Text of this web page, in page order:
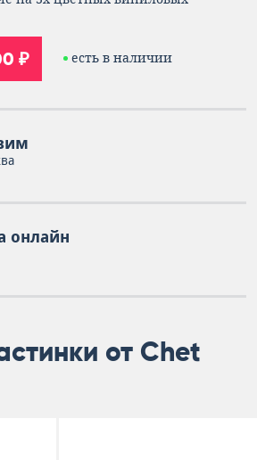
₽ есть в наличии
онлайн
от Chet